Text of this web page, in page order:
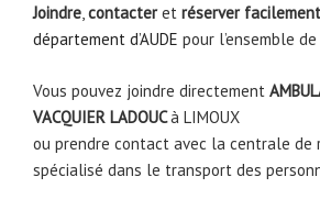
Joindre,contacteret réserver facilement
département d’AUDE pour l’ensemble
Vous pouvez joindre directement
VACQUIER LADOUCà LIMOUX
ou prendre contact avec la centrale de
spécialisé dans le transport des